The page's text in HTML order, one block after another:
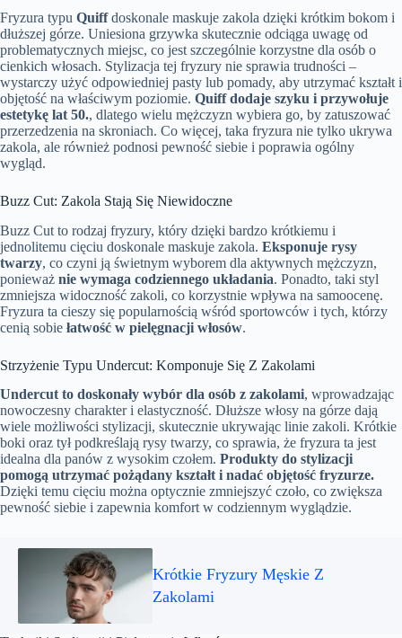
Fryzura typu Quiffdoskonale maskuje zakola dzięki krótkim bokom i
dłuższej górze. Uniesiona grzywka skutecznie odciąga uwagę od
problematycznych miejsc, co jest szczególnie korzystne dla osób o
cienkich włosach. Stylizacja tej fryzury nie sprawia trudności –
wystarczy użyć odpowiedniej pasty lub pomady, aby utrzymać kształt i
objętość na właściwym poziomie. Quiff dodaje szyku i przywołuje
estetykę lat 50., dlatego wielu mężczyzn wybiera go, by zatuszować
przerzedzenia na skroniach. Co więcej, taka fryzura nie tylko ukrywa
zakola, ale również podnosi pewność siebie i poprawia ogólny
wygląd.
Buzz Cut: Zakola Stają Się Niewidoczne
Buzz Cut to rodzaj fryzury, który dzięki bardzo krótkiemu i
jednolitemu cięciu doskonale maskuje zakola. Eksponuje rysy
twarzy, co czyni ją świetnym wyborem dla aktywnych mężczyzn,
ponieważ nie wymaga codziennego układania. Ponadto, taki styl
zmniejsza widoczność zakoli, co korzystnie wpływa na samoocenę.
Fryzura ta cieszy się popularnością wśród sportowców i tych, którzy
cenią sobie łatwość w pielęgnacji włosów.
Strzyżenie Typu Undercut: Komponuje Się Z Zakolami
Undercut to doskonały wybór dla osób z zakolami, wprowadzając
nowoczesny charakter i elastyczność. Dłuższe włosy na górze dają
wiele możliwości stylizacji, skutecznie ukrywając linie zakoli. Krótkie
boki oraz tył podkreślają rysy twarzy, co sprawia, że fryzura ta jest
idealna dla panów z wysokim czołem. Produkty do stylizacji
pomogą utrzymać pożądany kształt i nadać objętość fryzurze.
Dzięki temu cięciu można optycznie zmniejszyć czoło, co zwiększa
pewność siebie i zapewnia komfort w codziennym wyglądzie.
Krótkie Fryzury Męskie Z
Zakolami